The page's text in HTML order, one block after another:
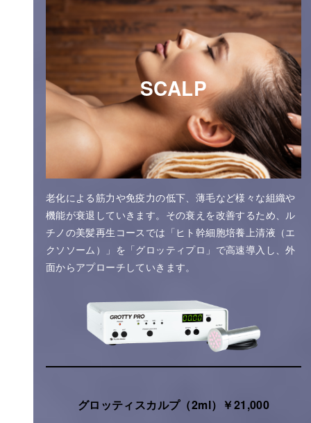
SCALP
老化による筋力や免疫力の低下、薄毛など様々な組織や
機能が衰退していきます。その衰えを改善するため、ル
チノの美髪再生コースでは「ヒト幹細胞培養上清液（エ
クソソーム）」を「グロッティプロ」で高速導入し、外
面からアプローチしていきます。
グロッティスカルプ（2ml）￥21,000